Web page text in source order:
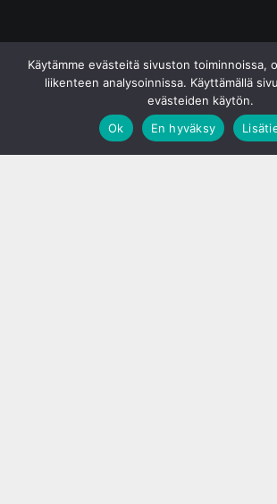
Käytämme evästeitä sivuston toiminnoissa,
liikenteen analysoinnissa. Käyttämällä
evästeiden käytön.
Ok
En hyväksy